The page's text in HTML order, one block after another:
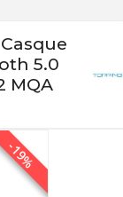
5.0
MQA
-19%